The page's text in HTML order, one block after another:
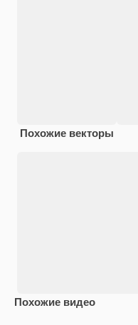
Похожие векторы
Похожие видео